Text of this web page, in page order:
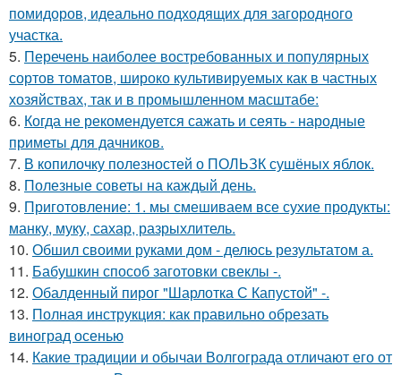
помидоров, идеально подходящих для загородного
участка.
5. Перечень наиболее востребованных и популярных
сортов томатов, широко культивируемых как в частных
хозяйствах, так и в промышленном масштабе:
6. Когда не рекомендуется сажать и сеять - народные
приметы для дачников.
7. В копилочку полезностей о ПОЛЬЗК сушёных яблок.
8. Полезные советы на каждый день.
9. Приготовление: 1. мы смешиваем все сухие продукты:
манку, муку, сахар, разрыхлитель.
10. Обшил своими руками дом - делюсь результатом а.
11. Бабушкин способ заготовки свеклы -.
12. Обалденный пирог "Шарлотка С Капустой" -.
13. Полная инструкция: как правильно обрезать
виноград осенью
14. Какие традиции и обычаи Волгограда отличают его от